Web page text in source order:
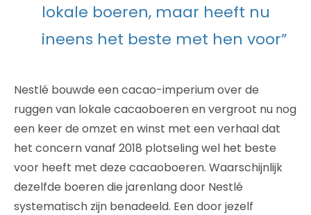
lokale boeren, maar heeft nu
ineens het beste met hen voor”
Nestlé bouwde een cacao-imperium over de
ruggen van lokale cacaoboeren en vergroot nu nog
een keer de omzet en winst met een verhaal dat
het concern vanaf 2018 plotseling wel het beste
voor heeft met deze cacaoboeren. Waarschijnlijk
dezelfde boeren die jarenlang door Nestlé
systematisch zijn benadeeld. Een door jezelf